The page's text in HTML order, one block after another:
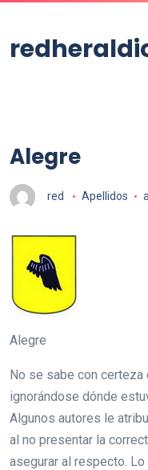
Alegre
red Apellidos
Alegre
No se sabe con
ignorándose dónde
Algunos autores le
al no presentar la
asegurar al respecto.